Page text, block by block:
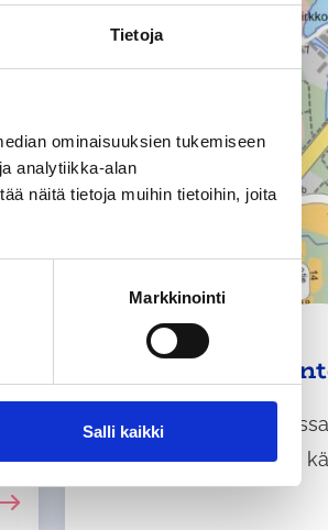
Tietoja
ominaisuuksien tukemiseen
analytiikka-alan
näitä tietoja muihin tietoihin, joita
Markkinointi
Salli kaikki
Kellokosken
Kellokoskelle on
Niiden suunnittelu on